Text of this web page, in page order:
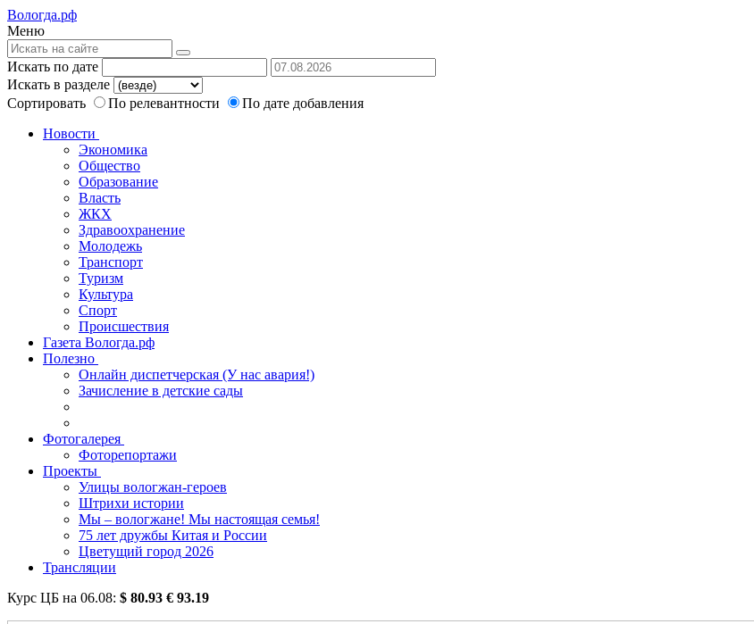
Вологда.рф
Меню
Искать по дате
Искать в разделе
Сортировать
По релевантности
По дате добавления
Новости
Экономика
Общество
Образование
Власть
ЖКХ
Здравоохранение
Молодежь
Транспорт
Туризм
Культура
Спорт
Происшествия
Газета Вологда.рф
Полезно
Онлайн диспетчерская (У нас авария!)
Зачисление в детские сады
Фотогалерея
Фоторепортажи
Проекты
Улицы вологжан-героев
Штрихи истории
Мы – вологжане! Мы настоящая семья!
75 лет дружбы Китая и России
Цветущий город 2026
Трансляции
Курс ЦБ на 06.08: $ 80.93 € 93.19